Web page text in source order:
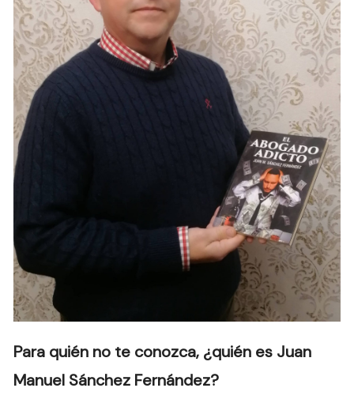
Para quién no te conozca, ¿quién es Juan
Manuel Sánchez Fernández?